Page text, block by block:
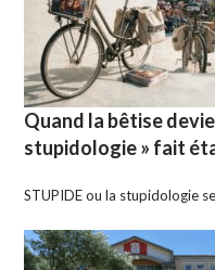
Quand la bêtise
stupidologie » fait
STUPIDE ou la stupidologie